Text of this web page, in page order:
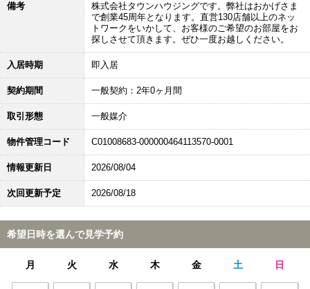
備考
株式会社タウンハウジングです。弊社はおかげさま
で創業45周年となります。直営130店舗以上のネッ
トワークをいかして、お客様のご希望のお部屋をお
探しさせて頂きます。ぜひ一度お越しください。
入居時期 即入居
契約期間 一般契約：2年0ヶ月間
取引形態 一般媒介
物件管理コード C01008683-000000464113570-0001
情報更新日 2026/08/04
次回更新予定 2026/08/18
希望日時を選んで見学予約
月 火 水 木 金 土 日